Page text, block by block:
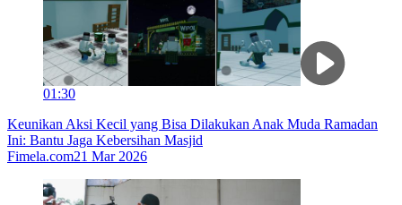
01:30
Keunikan Aksi Kecil yang Bisa Dilakukan Anak Muda Ramadan
Ini: Bantu Jaga Kebersihan Masjid
Fimela.com21 Mar 2026